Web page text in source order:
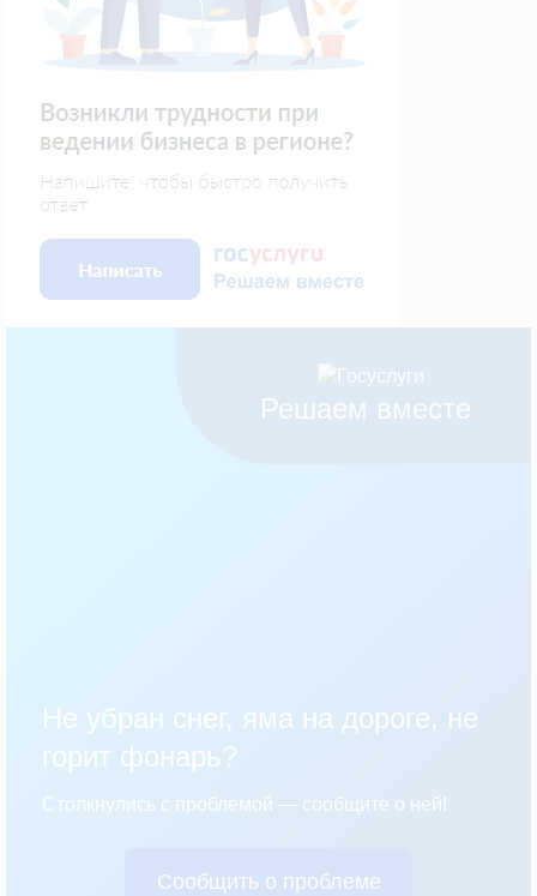
Решаем вместе
Не убран снег, яма на дороге, не
горит фонарь?
Столкнулись с проблемой — сообщите о ней!
Сообщить о проблеме